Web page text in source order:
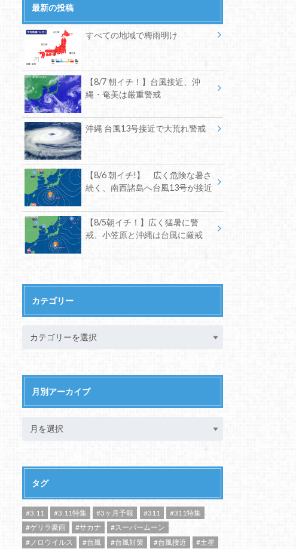
最新の投稿
すべての地域で梅雨明け
【8/7 朝イチ！】台風接近、沖
縄・奄美は厳重警戒
沖縄 台風13号接近で大荒れ警戒
【8/6 朝イチ!】 広く危険な暑さ
続く、南西諸島へ台風13号が接近
【8/5朝イチ！】広く猛暑に警
戒、小笠原と沖縄は台風に厳戒
カテゴリー
月別アーカイブ
タグ
#3.11 #3.11特集 #3ヶ月予報 #311
#311特集
#ゲリラ豪雨
#サカナ
#スーパームーン
#ノロウイルス
#台風 #台風対策 #台風接近
#土星